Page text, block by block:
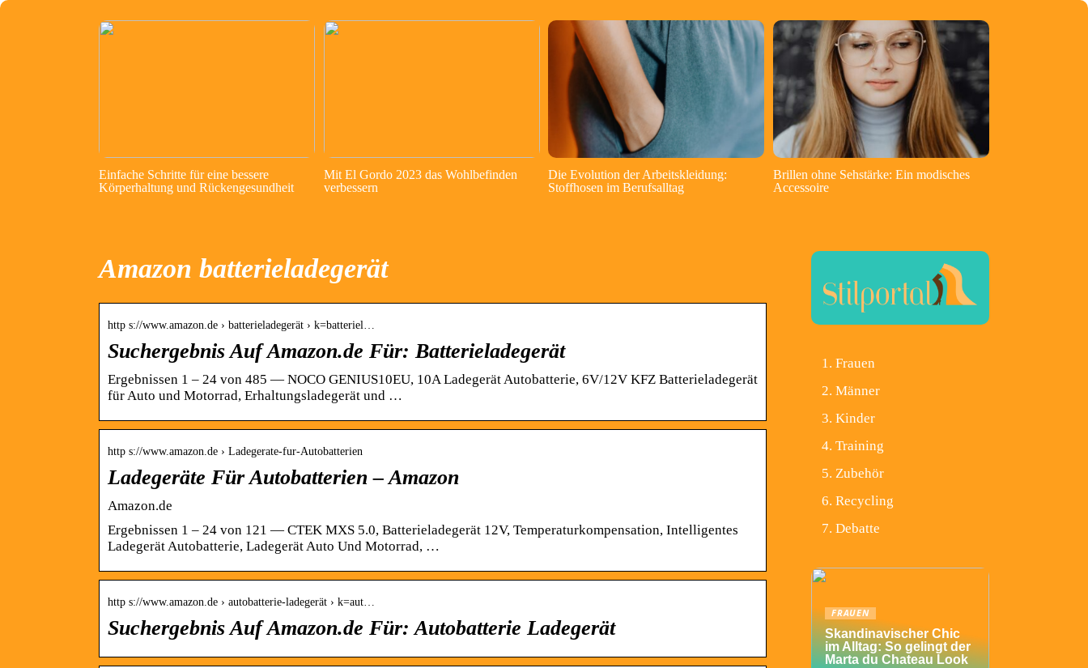
Einfache Schritte für eine bessere
Körperhaltung und Rückengesundheit
Mit El Gordo 2023 das Wohlbefinden
verbessern
Die Evolution der Arbeitskleidung:
Stoffhosen im Berufsalltag
Brillen ohne Sehstärke: Ein modisches
Accessoire
Amazon batterieladegerät
http s://www.amazon.de › batterieladegerät › k=batteriel…
Suchergebnis Auf Amazon.de Für: Batterieladegerät
Ergebnissen 1 – 24 von 485 — NOCO GENIUS10EU, 10A Ladegerät Autobatterie, 6V/12V KFZ Batterieladegerät
für Auto und Motorrad, Erhaltungsladegerät und …
http s://www.amazon.de › Ladegerate-fur-Autobatterien
Ladegeräte Für Autobatterien – Amazon
Amazon.de
Ergebnissen 1 – 24 von 121 — CTEK MXS 5.0, Batterieladegerät 12V, Temperaturkompensation, Intelligentes
Ladegerät Autobatterie, Ladegerät Auto Und Motorrad, …
http s://www.amazon.de › autobatterie-ladegerät › k=aut…
Suchergebnis Auf Amazon.de Für: Autobatterie Ladegerät
Frauen
Männer
Kinder
Training
Zubehör
Recycling
Debatte
FRAUEN
Skandinavischer Chic
im Alltag: So gelingt der
Marta du Chateau Look